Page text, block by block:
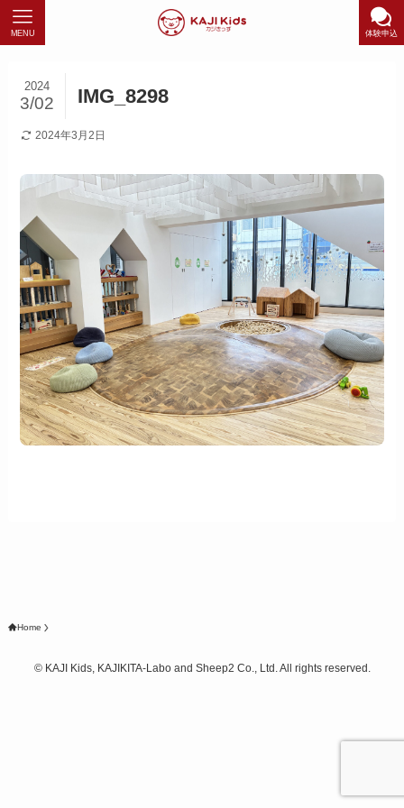
体験申込
MENU
IMG_8298
2024
3/02
2024年3月2日
Home
©KAJI Kids, KAJIKITA-Labo and Sheep2 Co., Ltd. All rights reserved.